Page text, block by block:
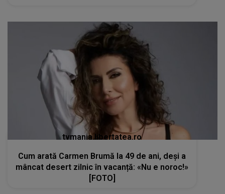
tvmania.libertatea.ro
Cum arată Carmen Brumă la 49 de ani, deși a
mâncat desert zilnic în vacanță: «Nu e noroc!»
[FOTO]